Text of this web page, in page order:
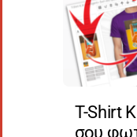
T-Shirt
σου